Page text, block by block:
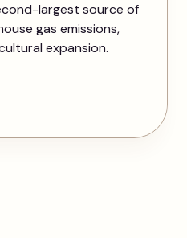
largest source of
gas emissions,
expansion.